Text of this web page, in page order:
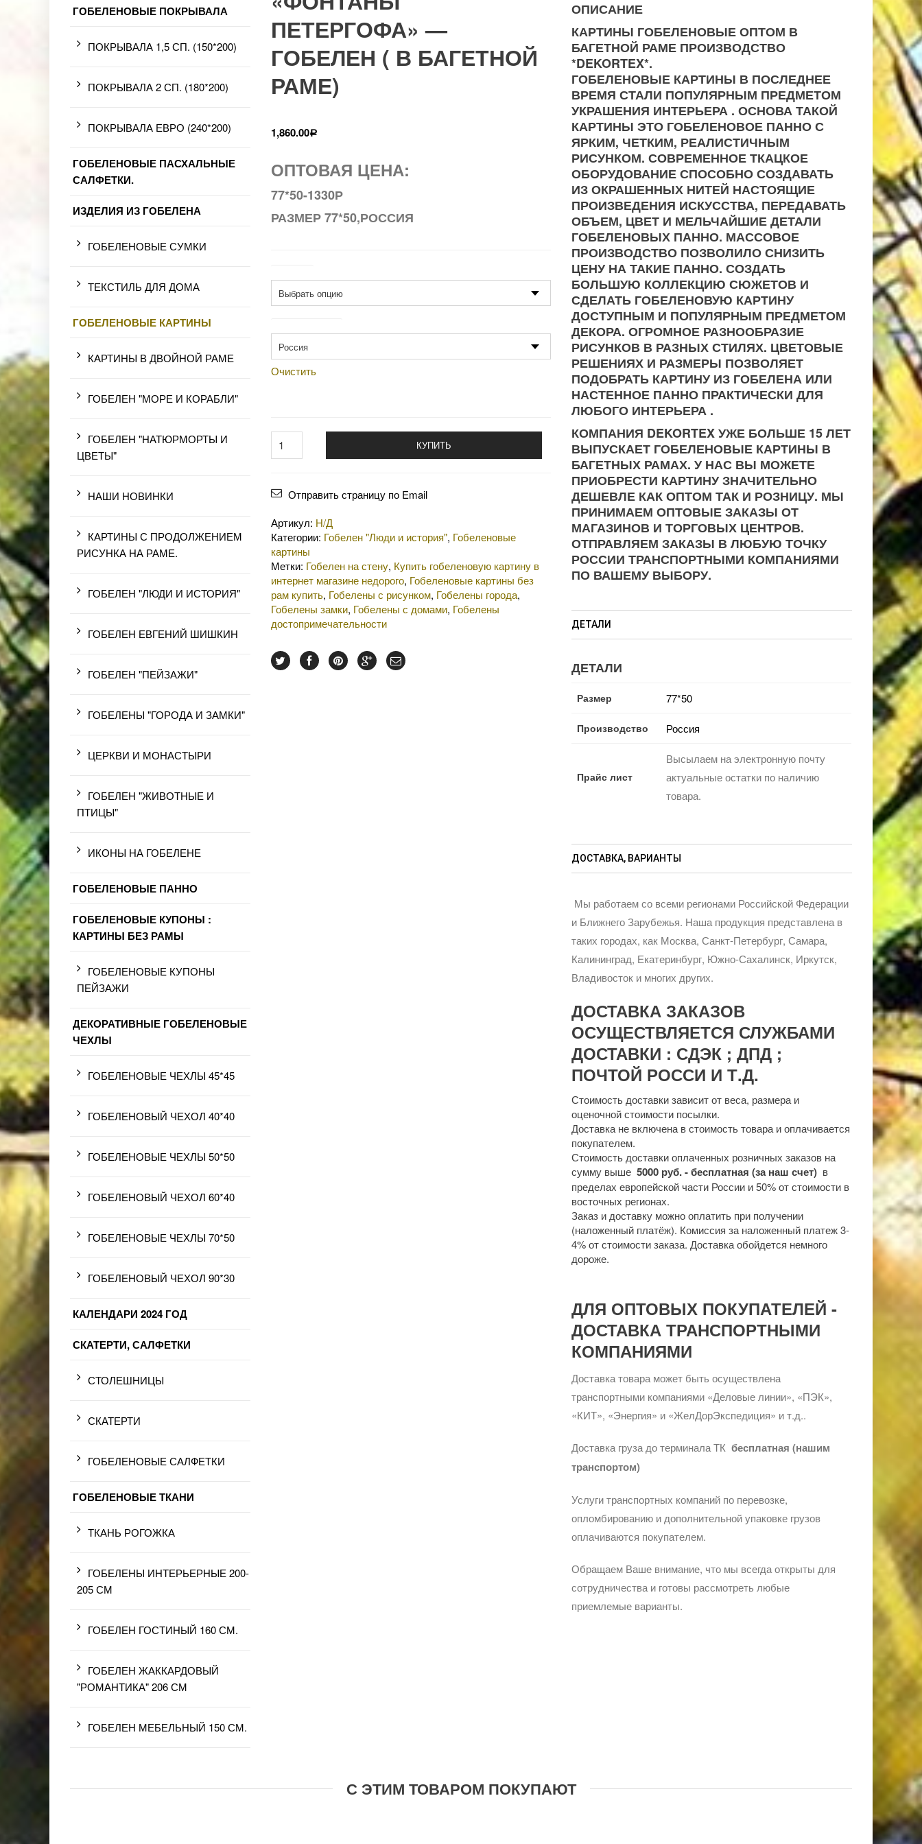
ПЕТЕРГОФА» —
ГОБЕЛЕН ( В БАГЕТНОЙ
РАМЕ)
1,860.00Р
ОПТОВАЯ ЦЕНА:
77*50-1330Р
РАЗМЕР 77*50,РОССИЯ
Очистить
КУПИТЬ
Отправить страницу по Email
Артикул: Н/Д
Категории: Гобелен "Люди и история", Гобеленовые
картины
Метки: Гобелен на стену, Купить гобеленовую картину в
интернет магазине недорого, Гобеленовые картины без
рам купить, Гобелены с рисунком, Гобелены города,
Гобелены замки, Гобелены с домами, Гобелены
достопримечательности
ОПИСАНИЕ
КАРТИНЫ ГОБЕЛЕНОВЫЕ ОПТОМ В
БАГЕТНОЙ РАМЕ ПРОИЗВОДСТВО
*DEKORTEX*.
ГОБЕЛЕНОВЫЕ КАРТИНЫ В ПОСЛЕДНЕЕ
ВРЕМЯ СТАЛИ ПОПУЛЯРНЫМ ПРЕДМЕТОМ
УКРАШЕНИЯ ИНТЕРЬЕРА . ОСНОВА ТАКОЙ
КАРТИНЫ ЭТО ГОБЕЛЕНОВОЕ ПАННО С
ЯРКИМ, ЧЕТКИМ, РЕАЛИСТИЧНЫМ
РИСУНКОМ. СОВРЕМЕННОЕ ТКАЦКОЕ
ОБОРУДОВАНИЕ СПОСОБНО СОЗДАВАТЬ
ИЗ ОКРАШЕННЫХ НИТЕЙ НАСТОЯЩИЕ
ПРОИЗВЕДЕНИЯ ИСКУССТВА, ПЕРЕДАВАТЬ
ОБЪЕМ, ЦВЕТ И МЕЛЬЧАЙШИЕ ДЕТАЛИ
ГОБЕЛЕНОВЫХ ПАННО. МАССОВОЕ
ПРОИЗВОДСТВО ПОЗВОЛИЛО СНИЗИТЬ
ЦЕНУ НА ТАКИЕ ПАННО. СОЗДАТЬ
БОЛЬШУЮ КОЛЛЕКЦИЮ СЮЖЕТОВ И
СДЕЛАТЬ ГОБЕЛЕНОВУЮ КАРТИНУ
ДОСТУПНЫМ И ПОПУЛЯРНЫМ ПРЕДМЕТОМ
ДЕКОРА. ОГРОМНОЕ РАЗНООБРАЗИЕ
РИСУНКОВ В РАЗНЫХ СТИЛЯХ. ЦВЕТОВЫЕ
РЕШЕНИЯХ И РАЗМЕРЫ ПОЗВОЛЯЕТ
ПОДОБРАТЬ КАРТИНУ ИЗ ГОБЕЛЕНА ИЛИ
НАСТЕННОЕ ПАННО ПРАКТИЧЕСКИ ДЛЯ
ЛЮБОГО ИНТЕРЬЕРА .
КОМПАНИЯ DEKORTEX УЖЕ БОЛЬШЕ 15 ЛЕТ
ВЫПУСКАЕТ ГОБЕЛЕНОВЫЕ КАРТИНЫ В
БАГЕТНЫХ РАМАХ. У НАС ВЫ МОЖЕТЕ
ПРИОБРЕСТИ КАРТИНУ ЗНАЧИТЕЛЬНО
ДЕШЕВЛЕ КАК ОПТОМ ТАК И РОЗНИЦУ. МЫ
ПРИНИМАЕМ ОПТОВЫЕ ЗАКАЗЫ ОТ
МАГАЗИНОВ И ТОРГОВЫХ ЦЕНТРОВ.
ОТПРАВЛЯЕМ ЗАКАЗЫ В ЛЮБУЮ ТОЧКУ
РОССИИ ТРАНСПОРТНЫМИ КОМПАНИЯМИ
ПО ВАШЕМУ ВЫБОРУ.
ДЕТАЛИ
ДЕТАЛИ
Размер 77*50
Производство Россия
Прайс лист
Высылаем на электронную почту
актуальные остатки по наличию
товара.
ДОСТАВКА, ВАРИАНТЫ
Мы работаем со всеми регионами Российской Федерации
и Ближнего Зарубежья. Наша продукция представлена в
таких городах, как Москва, Санкт-Петербург, Самара,
Калининград, Екатеринбург, Южно-Сахалинск, Иркутск,
Владивосток и многих других.
ДОСТАВКА ЗАКАЗОВ
ОСУЩЕСТВЛЯЕТСЯ СЛУЖБАМИ
ДОСТАВКИ : СДЭК ; ДПД ;
ПОЧТОЙ РОССИ И Т.Д.
Стоимость доставки зависит от веса, размера и
оценочной стоимости посылки.
Доставка не включена в стоимость товара и оплачивается
покупателем.
Стоимость доставки оплаченных розничных заказов на
сумму выше 5000 руб. - бесплатная (за наш счет) в
пределах европейской части России и 50% от стоимости в
восточных регионах.
Заказ и доставку можно оплатить при получении
(наложенный платёж). Комиссия за наложенный платеж 3-
4% от стоимости заказа. Доставка обойдется немного
дороже.
ДЛЯ ОПТОВЫХ ПОКУПАТЕЛЕЙ -
ДОСТАВКА ТРАНСПОРТНЫМИ
КОМПАНИЯМИ
Доставка товара может быть осуществлена
транспортными компаниями «Деловые линии», «ПЭК»,
«КИТ», «Энергия» и «ЖелДорЭкспедиция» и т.д..
Доставка груза до терминала ТКбесплатная (нашим
транспортом)
Услуги транспортных компаний по перевозке,
опломбированию и дополнительной упаковке грузов
оплачиваются покупателем.
Обращаем Ваше внимание, что мы всегда открыты для
сотрудничества и готовы рассмотреть любые
приемлемые варианты.
ГОБЕЛЕНОВЫЕ ПОКРЫВАЛА
ПОКРЫВАЛА 1,5 СП. (150*200)
ПОКРЫВАЛА 2 СП. (180*200)
ПОКРЫВАЛА ЕВРО (240*200)
ГОБЕЛЕНОВЫЕ ПАСХАЛЬНЫЕ
САЛФЕТКИ.
ИЗДЕЛИЯ ИЗ ГОБЕЛЕНА
ГОБЕЛЕНОВЫЕ СУМКИ
ТЕКСТИЛЬ ДЛЯ ДОМА
ГОБЕЛЕНОВЫЕ КАРТИНЫ
КАРТИНЫ В ДВОЙНОЙ РАМЕ
ГОБЕЛЕН "МОРЕ И КОРАБЛИ"
ГОБЕЛЕН "НАТЮРМОРТЫ И
ЦВЕТЫ"
НАШИ НОВИНКИ
КАРТИНЫ С ПРОДОЛЖЕНИЕМ
РИСУНКА НА РАМЕ.
ГОБЕЛЕН "ЛЮДИ И ИСТОРИЯ"
ГОБЕЛЕН ЕВГЕНИЙ ШИШКИН
ГОБЕЛЕН "ПЕЙЗАЖИ"
ГОБЕЛЕНЫ "ГОРОДА И ЗАМКИ"
ЦЕРКВИ И МОНАСТЫРИ
ГОБЕЛЕН "ЖИВОТНЫЕ И
ПТИЦЫ"
ИКОНЫ НА ГОБЕЛЕНЕ
ГОБЕЛЕНОВЫЕ ПАННО
ГОБЕЛЕНОВЫЕ КУПОНЫ :
КАРТИНЫ БЕЗ РАМЫ
ГОБЕЛЕНОВЫЕ КУПОНЫ
ПЕЙЗАЖИ
ДЕКОРАТИВНЫЕ ГОБЕЛЕНОВЫЕ
ЧЕХЛЫ
ГОБЕЛЕНОВЫЕ ЧЕХЛЫ 45*45
ГОБЕЛЕНОВЫЙ ЧЕХОЛ 40*40
ГОБЕЛЕНОВЫЕ ЧЕХЛЫ 50*50
ГОБЕЛЕНОВЫЙ ЧЕХОЛ 60*40
ГОБЕЛЕНОВЫЕ ЧЕХЛЫ 70*50
ГОБЕЛЕНОВЫЙ ЧЕХОЛ 90*30
КАЛЕНДАРИ 2024 ГОД
СКАТЕРТИ, САЛФЕТКИ
СТОЛЕШНИЦЫ
СКАТЕРТИ
ГОБЕЛЕНОВЫЕ САЛФЕТКИ
ГОБЕЛЕНОВЫЕ ТКАНИ
ТКАНЬ РОГОЖКА
ГОБЕЛЕНЫ ИНТЕРЬЕРНЫЕ 200-
205 СМ
ГОБЕЛЕН ГОСТИНЫЙ 160 СМ.
ГОБЕЛЕН ЖАККАРДОВЫЙ
"РОМАНТИКА" 206 СМ
ГОБЕЛЕН МЕБЕЛЬНЫЙ 150 СМ.
С ЭТИМ ТОВАРОМ ПОКУПАЮТ